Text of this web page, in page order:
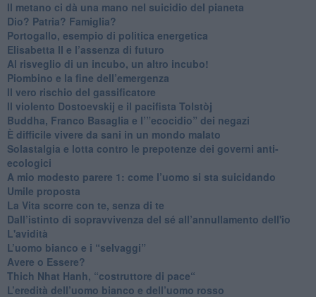
​Il metano ci dà una mano nel suicidio del pianeta
​Dio? Patria? Famiglia?
Portogallo, esempio di politica energetica
​Elisabetta II e l’assenza di futuro
Al risveglio di un incubo, un altro incubo!
​Piombino e la fine dell’emergenza
​Il vero rischio del gassificatore
​Il violento Dostoevskij e il pacifista Tolstòj
​Buddha, Franco Basaglia e l’”ecocidio” dei negazi
​È difficile vivere da sani in un mondo malato
Solastalgia e lotta contro le prepotenze dei governi anti-
ecologici
​A mio modesto parere 1: come l’uomo si sta suicidando
​Umile proposta
​La Vita scorre con te, senza di te
​Dall’istinto di sopravvivenza del sé all’annullamento dell'io
L'avidità
​L’uomo bianco e i “selvaggi”
​Avere o Essere?
​Thich Nhat Hanh, “costruttore di pace“
​L’eredità dell’uomo bianco e dell’uomo rosso